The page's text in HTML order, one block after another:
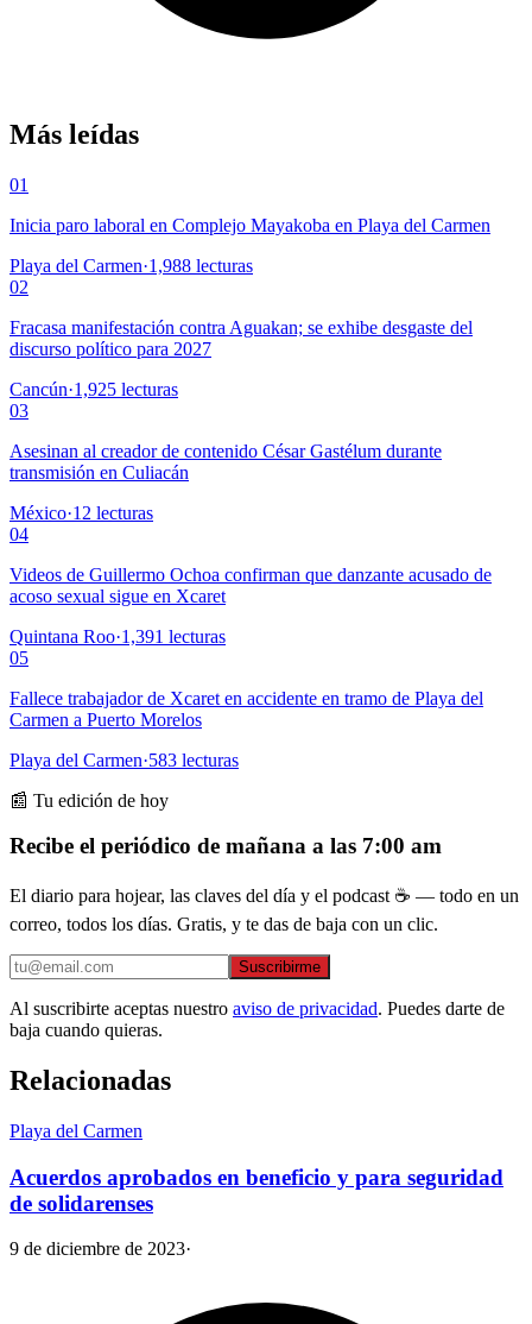
Más leídas
01
Inicia paro laboral en Complejo Mayakoba en Playa del Carmen
Playa del Carmen·1,988 lecturas
02
Fracasa manifestación contra Aguakan; se exhibe desgaste del
discurso político para 2027
Cancún·1,925 lecturas
03
Asesinan al creador de contenido César Gastélum durante
transmisión en Culiacán
México·12 lecturas
04
Videos de Guillermo Ochoa confirman que danzante acusado de
acoso sexual sigue en Xcaret
Quintana Roo·1,391 lecturas
05
Fallece trabajador de Xcaret en accidente en tramo de Playa del
Carmen a Puerto Morelos
Playa del Carmen·583 lecturas
📰 Tu edición de hoy
Recibe el periódico de mañana a las 7:00 am
El diario para hojear, las claves del día y el podcast ☕ — todo en un
correo, todos los días. Gratis, y te das de baja con un clic.
Suscribirme
Al suscribirte aceptas nuestro aviso de privacidad. Puedes darte de
baja cuando quieras.
Relacionadas
Playa del Carmen
Acuerdos aprobados en beneficio y para seguridad
de solidarenses
9 de diciembre de 2023·